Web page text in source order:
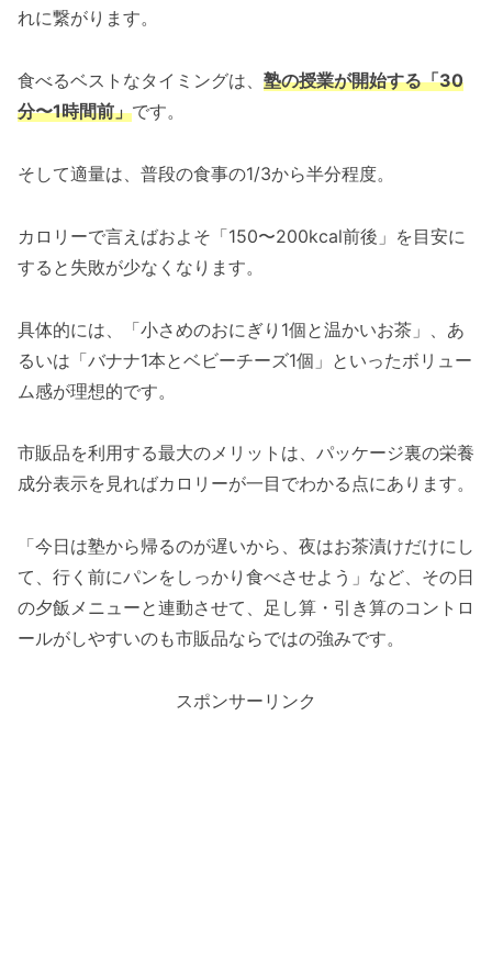
れに繋がります。
食べるベストなタイミングは、 塾の授業が開始する「30
分〜1時間前」です。
そして適量は、普段の食事の1/3から半分程度。
カロリーで言えばおよそ「150〜200kcal前後」を目安に
すると失敗が少なくなります。
具体的には、「小さめのおにぎり1個と温かいお茶」、あ
るいは「バナナ1本とベビーチーズ1個」といったボリュー
ム感が理想的です。
市販品を利用する最大のメリットは、パッケージ裏の栄養
成分表示を見ればカロリーが一目でわかる点にあります。
「今日は塾から帰るのが遅いから、夜はお茶漬けだけにし
て、行く前にパンをしっかり食べさせよう」など、その日
の夕飯メニューと連動させて、足し算・引き算のコントロ
ールがしやすいのも市販品ならではの強みです。
スポンサーリンク